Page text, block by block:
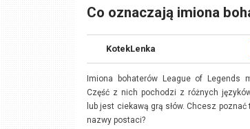
Co oznaczają imiona
KotekLenka
Imiona bohaterów League of Legends
Część z nich pochodzi z różnych
lub jest ciekawą grą słów. Chcesz
nazwy postaci?